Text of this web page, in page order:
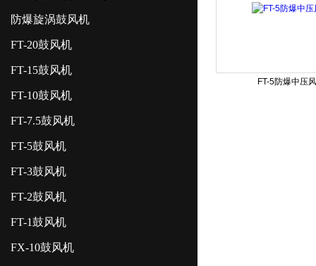
防爆旋涡鼓风机
FT-20鼓风机
FT-15鼓风机
FT-10鼓风机
FT-7.5鼓风机
FT-5鼓风机
FT-3鼓风机
FT-2鼓风机
FT-1鼓风机
FX-10鼓风机
FT-5防爆中压